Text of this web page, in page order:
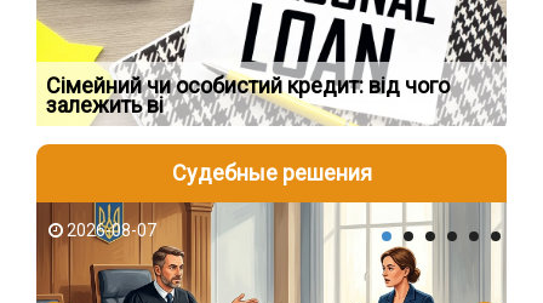
Сімейний чи особистий кредит: від чого
залежить ві
Судебные решения
2026-08-07